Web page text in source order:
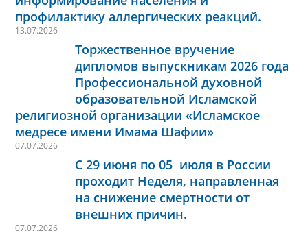
профилактику аллергических реакций.
13.07.2026
Торжественное вручение
дипломов выпускникам 2026 года
Профессиональной духовной
образовательной Исламской
религиозной организации «Исламское
медресе имени Имама Шафии»
07.07.2026
С 29 июня по 05 июля в России
проходит Неделя, направленная
на снижение смертности от
внешних причин.
07.07.2026